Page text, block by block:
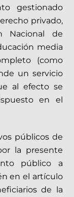
gestionado
privado,
Nacional de
media
(como
un servicio
al efecto se
en el
públicos de
la presente
público a
en el artículo
de la